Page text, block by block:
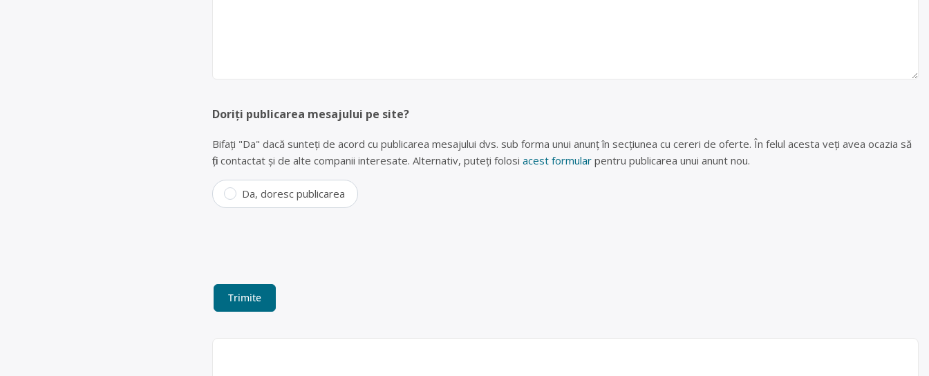
Doriți publicarea mesajului pe site?
Bifați "Da" dacă sunteți de acord cu publicarea mesajului dvs. sub forma unui anunț în secțiunea cu cereri de oferte. În felul acesta veți avea ocazia să
fiți contactat și de alte companii interesate. Alternativ, puteți folosi acest formular pentru publicarea unui anunt nou.
Da, doresc publicarea